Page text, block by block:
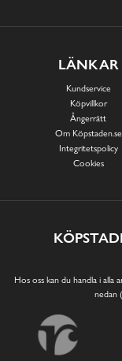
LÄNKAR
Kundservice
Köpvillkor
Ångerrätt
Om Köpstaden.se
Integritetspolicy
Cookies
Hos oss kan du handla i alla
nedan